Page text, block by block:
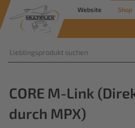
Website Shop
CORE M-Link
durch MPX)